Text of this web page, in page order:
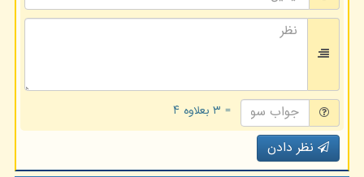
= ۳ بعلاوه ۴
نظر دادن